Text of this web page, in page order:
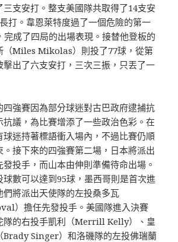
支安打。整支美國隊共取得了14支安
打。韋恩萊特度過了一個危險的第一
完成了四局的出場表現。接替他登板的
（Miles Mikolas）則投了77球，從第
擊出了六支安打，三次三振，只丟了一
四強賽因為部分球迷對古巴政府逮捕抗
議，為比賽增添了一些政治色彩。在
球迷持著標語衝入場內，不過比賽仍順
接下來的四強賽第二場，日本將派出
投手，而山本由伸則準備待命出場。
球數可以達到95球，墨西哥則是首次進
們將派出天使隊的左投桑多瓦
）擔任先發投手。美國隊進入決賽
隊的右投手凱利（Merrill Kelly）、皇
Brady Singer）和洛磯隊的左投佛瑞蘭